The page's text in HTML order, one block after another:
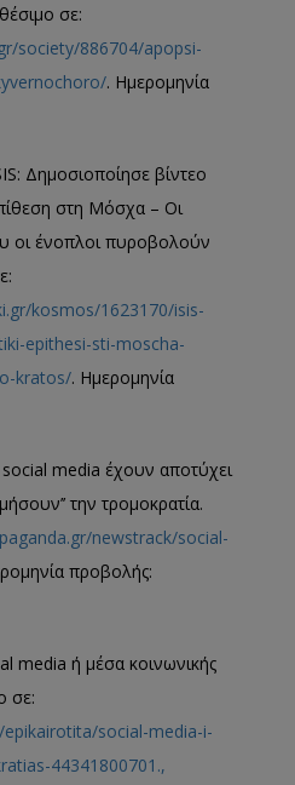
σε:
society/886704/apopsi-
. Ημερομηνία
Δημοσιοποίησε βίντεο
στη Μόσχα – Οι
οι ένοπλοι πυροβολούν
kosmos/1623170/isis-
epithesi-sti-moscha-
kratos/. Ημερομηνία
media έχουν αποτύχει
την τρομοκρατία.
newstrack/social-
προβολής:
media ή μέσα κοινωνικής
σε:
social-media-i-
44341800701.,